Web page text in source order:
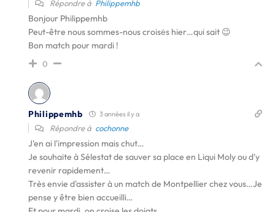
Répondre à Philippemhb
Bonjour Philippemhb
Peut-être nous sommes-nous croisės hier…qui sait 😉
Bon match pour mardi !
0
Philippemhb 3 années il y a
Répondre à cochonne
J'en ai l'impression mais chut…
Je souhaite à Sélestat de sauver sa place en Liqui Moly ou d'y
revenir rapidement…
Très envie d'assister à un match de Montpellier chez vous…Je
pense y être bien accueilli…